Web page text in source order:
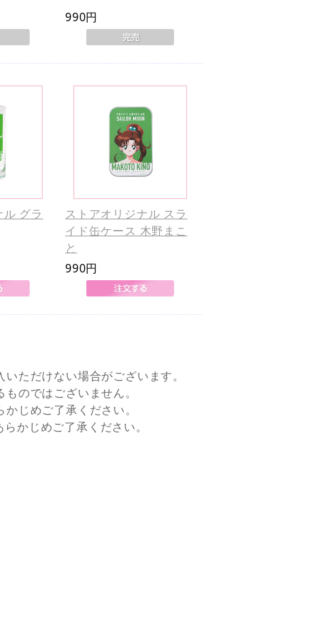
990円
グラ
ストアオリジナル スラ
イド缶ケース 木野まこ
と
990円
ただけない場合がございます。
のではございません。
じめご了承ください。
じめご了承ください。